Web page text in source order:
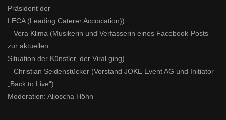
Präsident der
LECA (Leading Caterer Accociation))
– Vera Klima (Musikerin und Verfasserin eines Facebook-Posts
zur aktuellen
Situation der Künstler, der Viral ging)
– Christian Seidenstücker (Vorstand JOKE Event AG und Initiator
„Back to Live“)
Moderation: Aljoscha Höhn